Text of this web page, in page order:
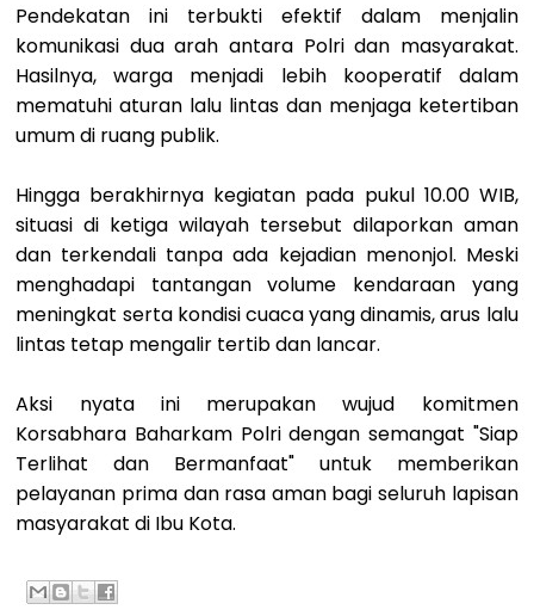
Pendekatan ini terbukti efektif dalam menjalin
komunikasi dua arah antara Polri dan masyarakat.
Hasilnya, warga menjadi lebih kooperatif dalam
mematuhi aturan lalu lintas dan menjaga ketertiban
umum di ruang publik.
Hingga berakhirnya kegiatan pada pukul 10.00 WIB,
situasi di ketiga wilayah tersebut dilaporkan aman
dan terkendali tanpa ada kejadian menonjol. Meski
menghadapi tantangan volume kendaraan yang
meningkat serta kondisi cuaca yang dinamis, arus lalu
lintas tetap mengalir tertib dan lancar.
Aksi nyata ini merupakan wujud komitmen
Korsabhara Baharkam Polri dengan semangat "Siap
Terlihat dan Bermanfaat" untuk memberikan
pelayanan prima dan rasa aman bagi seluruh lapisan
masyarakat di Ibu Kota.